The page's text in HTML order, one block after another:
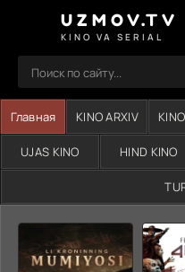
UZMOV.TV
KINO VA SERIAL
Главная KINO ARXIV
UJAS KINO HIND KINO